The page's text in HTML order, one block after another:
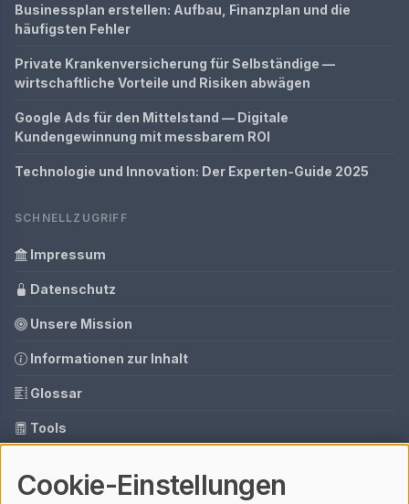
Businessplan erstellen: Aufbau, Finanzplan und die
häufigsten Fehler
Private Krankenversicherung für Selbständige —
wirtschaftliche Vorteile und Risiken abwägen
Google Ads für den Mittelstand — Digitale
Kundengewinnung mit messbarem ROI
Technologie und Innovation: Der Experten-Guide 2025
SCHNELLZUGRIFF
Impressum
Datenschutz
Unsere Mission
Informationen zur Inhalt
Glossar
Tools
Media Daten
Cookie-Einstellungen